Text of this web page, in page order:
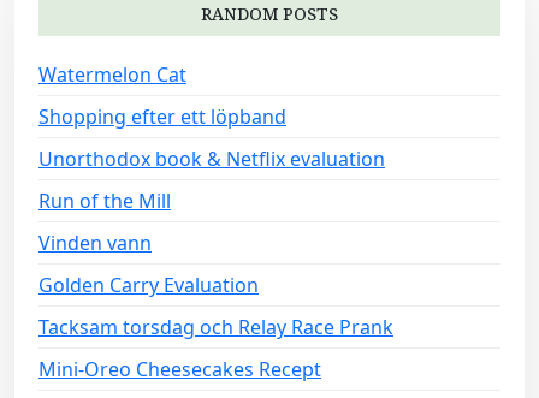
RANDOM POSTS
Watermelon Cat
Shopping efter ett löpband
Unorthodox book & Netflix evaluation
Run of the Mill
Vinden vann
Golden Carry Evaluation
Tacksam torsdag och Relay Race Prank
Mini-Oreo Cheesecakes Recept